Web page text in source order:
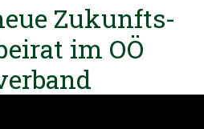
Zukunfts-
im OÖ